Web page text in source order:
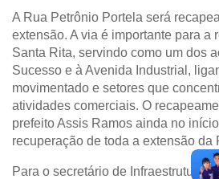
A Rua Petrônio Portela será
extensão. A via é importante para a
Santa Rita, servindo como um dos
Sucesso e à Avenida Industrial,
movimentado e setores que
atividades comerciais. O
prefeito Assis Ramos ainda no
recuperação de toda a extensão da
Para o secretário de Infraestrutura,